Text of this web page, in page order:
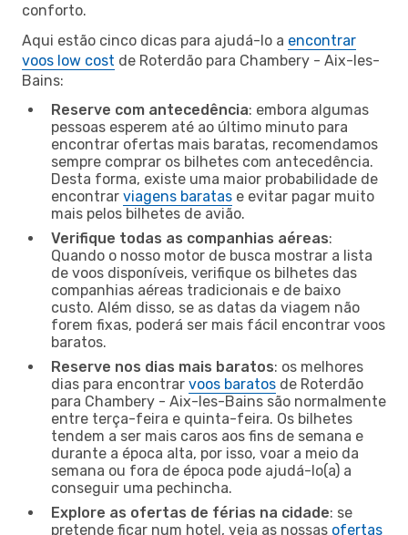
conforto.
Aqui estão cinco dicas para ajudá-lo a encontrar
voos low cost de Roterdão para Chambery - Aix-les-
Bains:
Reserve com antecedência: embora algumas
pessoas esperem até ao último minuto para
encontrar ofertas mais baratas, recomendamos
sempre comprar os bilhetes com antecedência.
Desta forma, existe uma maior probabilidade de
encontrar viagens baratas e evitar pagar muito
mais pelos bilhetes de avião.
Verifique todas as companhias aéreas:
Quando o nosso motor de busca mostrar a lista
de voos disponíveis, verifique os bilhetes das
companhias aéreas tradicionais e de baixo
custo. Além disso, se as datas da viagem não
forem fixas, poderá ser mais fácil encontrar voos
baratos.
Reserve nos dias mais baratos: os melhores
dias para encontrar voos baratos de Roterdão
para Chambery - Aix-les-Bains são normalmente
entre terça-feira e quinta-feira. Os bilhetes
tendem a ser mais caros aos fins de semana e
durante a época alta, por isso, voar a meio da
semana ou fora de época pode ajudá-lo(a) a
conseguir uma pechincha.
Explore as ofertas de férias na cidade: se
pretende ficar num hotel, veja as nossas ofertas